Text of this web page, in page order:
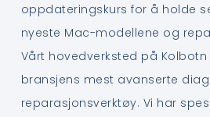
oppdateringskurs for å holde
nyeste Mac-modellene og
Vårt hovedverksted på
bransjens mest avanserte
reparasjonsverktøy. Vi har